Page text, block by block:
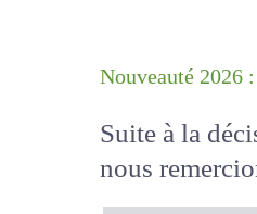
Suite à la
nous
!